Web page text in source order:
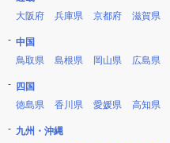
大阪府
兵庫県 京都府 滋賀県
中国
鳥取県
島根県 岡山県 広島県
四国
徳島県
香川県 愛媛県 高知県
九州・沖縄